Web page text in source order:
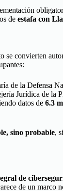
de estafa con
se convierten
de la Defensa
Jurídica de la
datos de 6.3
sino probable,
de
de un marco